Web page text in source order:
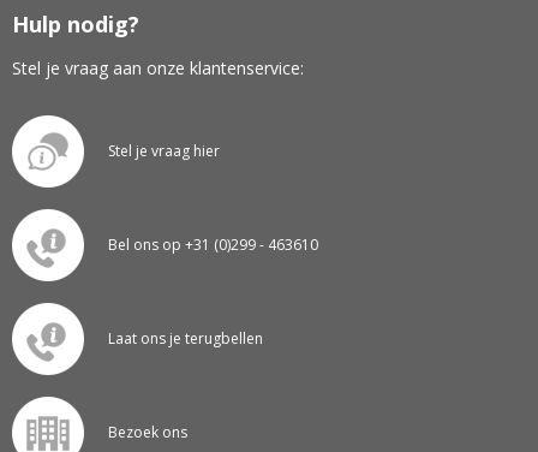
Hulp nodig?
Stel je vraag aan onze klantenservice:
Stel je vraag hier
Bel ons op +31 (0)299 - 463610
Laat ons je terugbellen
Bezoek ons